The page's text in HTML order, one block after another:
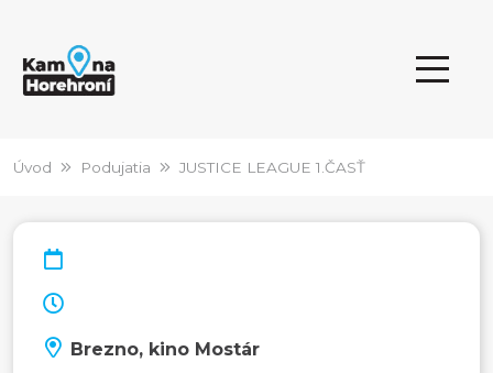
Úvod Podujatia JUSTICE LEAGUE 1.ČASŤ
Brezno, kino Mostár